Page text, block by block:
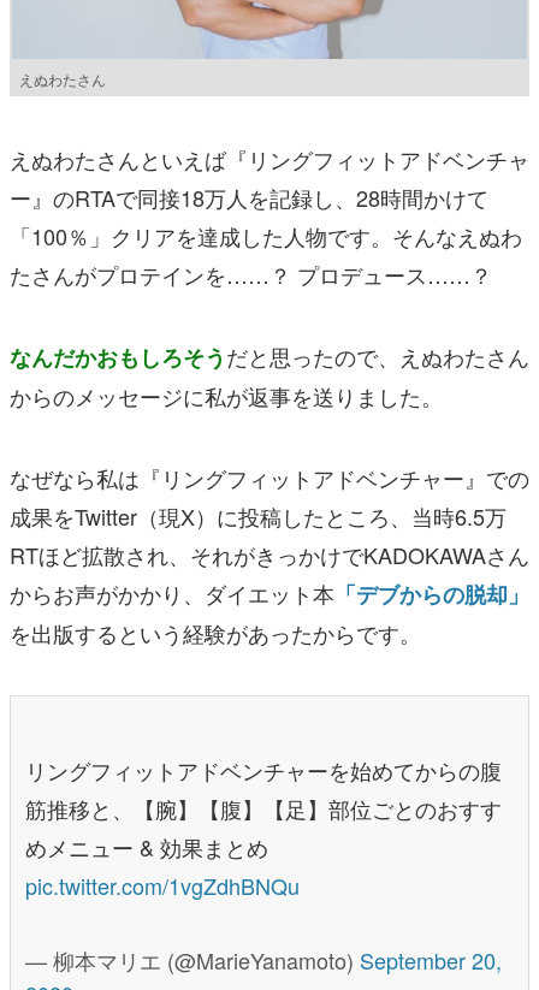
えぬわたさん
えぬわたさんといえば『リングフィットアドベンチャ
ー』のRTAで同接18万人を記録し、28時間かけて
「100％」クリアを達成した人物です。そんなえぬわ
たさんがプロテインを……？ プロデュース……？
なんだかおもしろそうだと思ったので、えぬわたさん
からのメッセージに私が返事を送りました。
なぜなら私は『リングフィットアドベンチャー』での
成果をTwitter（現X）に投稿したところ、当時6.5万
RTほど拡散され、それがきっかけでKADOKAWAさん
からお声がかかり、ダイエット本 「デブからの脱却」
を出版するという経験があったからです。
リングフィットアドベンチャーを始めてからの腹
筋推移と、【腕】【腹】【足】部位ごとのおすす
めメニュー & 効果まとめ
pic.twitter.com/1vgZdhBNQu
— 柳本マリエ (@MarieYanamoto) September 20,